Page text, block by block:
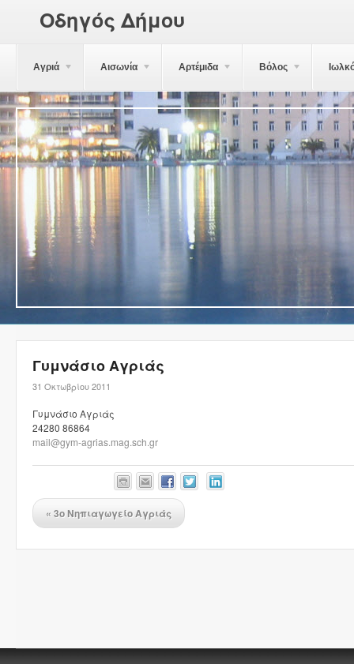
Οδηγός Δήμου
Αγριά Αισωνία Αρτέμιδα Βόλος
Γυμνάσιο Αγριάς
31 Οκτωβρίου 2011
Γυμνάσιο Αγριάς
24280 86864
mail@gym-agrias.mag.sch.gr
« 3ο Νηπιαγωγείο Αγριάς